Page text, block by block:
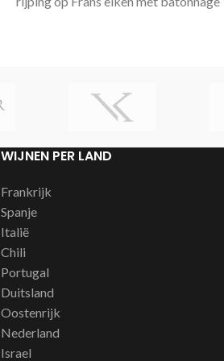
WIJNEN PER LAND
Frankrijk
Spanje
Italië
Chili
Portugal
Duitsland
Oostenrijk
Nederland
Israel